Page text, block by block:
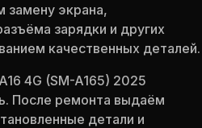
замену экрана,
зарядки и других
качественных деталей.
4G (SM-A165) 2025
После ремонта выдаём
детали и